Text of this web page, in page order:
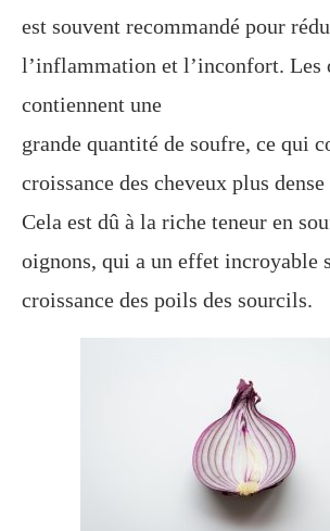
est souvent recommandé pour
l’inflammation et l’inconfort. Les
contiennent une
grande quantité de soufre, ce qui
croissance des cheveux plus
Cela est dû à la riche teneur en
oignons, qui a un effet incroyable
croissance des poils des sourcils.